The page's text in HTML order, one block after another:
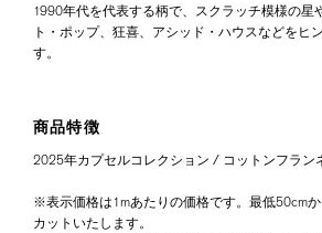
1990年代を代表する柄で、スクラッチ模様の星
ト・ポップ、狂喜、アシッド・ハウスなどをヒ
す。
商品特徴
2025年カプセルコレクション / コットンフラン
※表示価格は1mあたりの価格です。最低50cm
カットいたします。